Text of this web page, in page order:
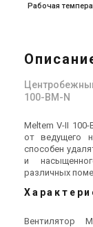
Вентилятор
Цена
22 400 грн
Купить
В наличии
Акция
Рабочая
100-BM-N
Meltem V-II
от ведущего
способен
и
различных
Вентилятор